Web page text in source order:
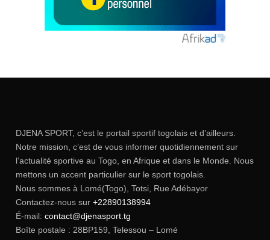
DJENA SPORT, c’est le portail sportif togolais et d’ailleurs.
Notre mission, c’est de vous informer quotidiennement sur
l’actualité sportive au Togo, en Afrique et dans le Monde. Nous
mettons un accent particulier sur le sport togolais.
Nous sommes à Lomé(Togo), Totsi, Rue Adébayor
Contactez-nous sur +22890138994
É-mail: contact@djenasport.tg
Boîte postale : 28BP159, Telessou – Lomé